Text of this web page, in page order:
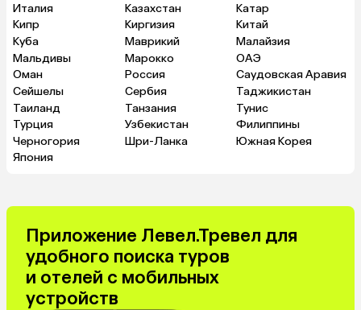
Италия
Казахстан
Катар
Кипр
Киргизия
Китай
Куба
Маврикий
Малайзия
Мальдивы
Марокко
ОАЭ
Оман
Россия
Саудовская Аравия
Сейшелы
Сербия
Таджикистан
Таиланд
Танзания
Тунис
Турция
Узбекистан
Филиппины
Черногория
Шри-Ланка
Южная Корея
Япония
Приложение Левел.Тревел для
удобного поиска туров
и отелей с мобильных
устройств